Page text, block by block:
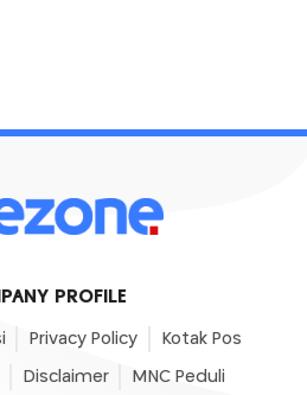
PROFILE
Privacy Policy Kotak Pos
Disclaimer MNC Peduli